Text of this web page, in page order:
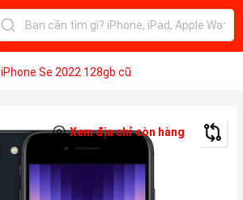
iPhone Se 2022 128gb cũ
Xem địa chỉ còn hàng